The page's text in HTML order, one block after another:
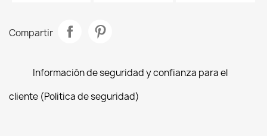
Compartir
Información de seguridad y confianza para el
cliente (Politica de seguridad)